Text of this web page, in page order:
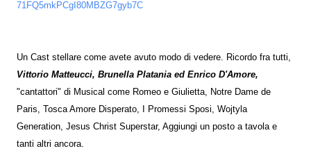
71FQ5mkPCgI80MBZG7gyb7C
Un Cast stellare come avete avuto modo di vedere. Ricordo fra tutti,
Vittorio Matteucci, Brunella Platania ed Enrico D'Amore,
"cantattori" di Musical come Romeo e Giulietta, Notre Dame de
Paris, Tosca Amore Disperato, I Promessi Sposi, Wojtyla
Generation, Jesus Christ Superstar, Aggiungi un posto a tavola e
tanti altri ancora.